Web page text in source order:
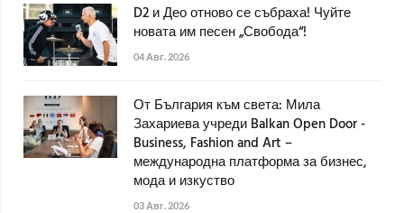
D2 и Део отново се събраха! Чуйте
новата им песен „Свобода“!
04 Авг. 2026
От България към света: Мила
Захариева учреди Balkan Open Door -
Business, Fashion and Art –
международна платформа за бизнес,
мода и изкуство
03 Авг. 2026